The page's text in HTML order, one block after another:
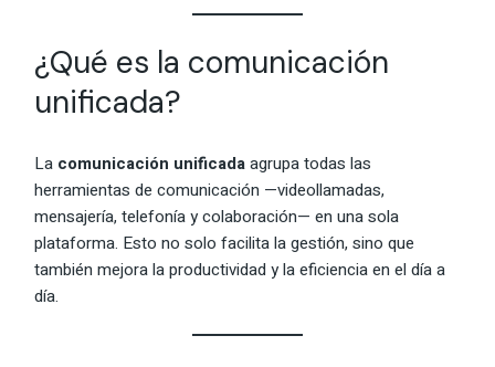
¿Qué es la comunicación
unificada?
La comunicación unificadaagrupa todas las
herramientas de comunicación —videollamadas,
mensajería, telefonía y colaboración— en una sola
plataforma. Esto no solo facilita la gestión, sino que
también mejora la productividad y la eficiencia en el día a
día.